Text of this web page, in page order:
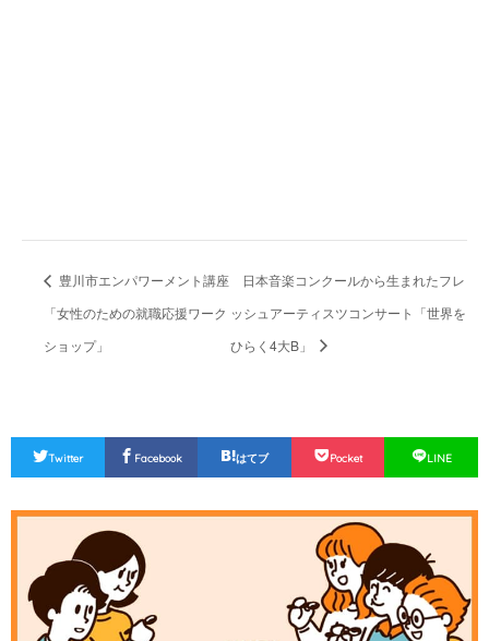
豊川市エンパワーメント講座
「女性のための就職応援ワーク
ショップ」
日本音楽コンクールから生まれたフレ
ッシュアーティスツコンサート「世界を
ひらく4大B」
Twitter Facebook はてブ Pocket LINE